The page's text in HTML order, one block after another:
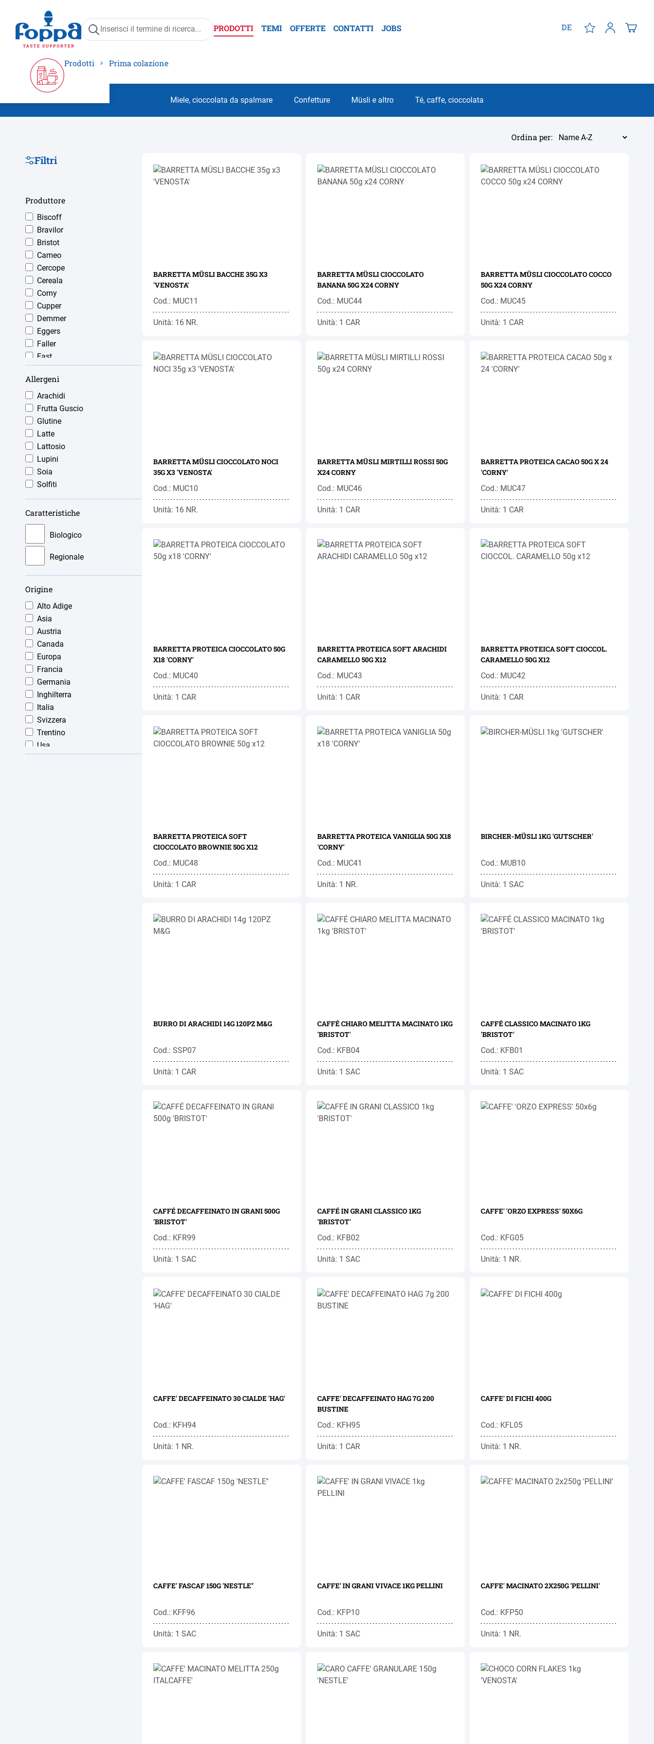
Passa alla navigazione principale
PRODOTTI TEMI OFFERTE CONTATTI JOBS DE
Prodotti Prima colazione
Miele, cioccolata da spalmare Confetture Müsli e altro Té, caffe, cioccolata
Filtri
Produttore
Biscoff
Bravilor
Bristot
Cameo
Cercope
Cereala
Corny
Cupper
Demmer
Eggers
Faller
Fast
Fruchtalpin
Fuchs
Gandola
Gutscher
Hag
Heini
Hero
Horvat
Italcaffe
Kölln
Luna Di Miele
Maplefarm
Melinda
Menz & Gasser
Mielizia
Nescafe'
Nestle
Nestle'
Novo
Nutella
Orzo Express
Pellini
Peterlini
Pohl
Pompadour
Rigoni Di Asiago
Ristora
Allergeni
Arachidi
Frutta Guscio
Glutine
Latte
Lattosio
Lupini
Soia
Solfiti
Caratteristiche
Biologico
Regionale
Origine
Alto Adige
Asia
Austria
Canada
Europa
Francia
Germania
Inghilterra
Italia
Svizzera
Trentino
Usa
Ordina per:
BARRETTA MÜSLI BACCHE 35G X3
'VENOSTA'
Cod.: MUC11
Unità: 16 NR.
BARRETTA MÜSLI CIOCCOLATO
BANANA 50G X24 CORNY
Cod.: MUC44
Unità: 1 CAR
BARRETTA MÜSLI CIOCCOLATO COCCO
50G X24 CORNY
Cod.: MUC45
Unità: 1 CAR
BARRETTA MÜSLI CIOCCOLATO NOCI
35G X3 'VENOSTA'
Cod.: MUC10
Unità: 16 NR.
BARRETTA MÜSLI MIRTILLI ROSSI 50G
X24 CORNY
Cod.: MUC46
Unità: 1 CAR
BARRETTA PROTEICA CACAO 50G X 24
'CORNY'
Cod.: MUC47
Unità: 1 CAR
BARRETTA PROTEICA CIOCCOLATO 50G
X18 'CORNY'
Cod.: MUC40
Unità: 1 CAR
BARRETTA PROTEICA SOFT ARACHIDI
CARAMELLO 50G X12
Cod.: MUC43
Unità: 1 CAR
BARRETTA PROTEICA SOFT CIOCCOL.
CARAMELLO 50G X12
Cod.: MUC42
Unità: 1 CAR
BARRETTA PROTEICA SOFT
CIOCCOLATO BROWNIE 50G X12
Cod.: MUC48
Unità: 1 CAR
BARRETTA PROTEICA VANIGLIA 50G X18
'CORNY'
Cod.: MUC41
Unità: 1 NR.
BIRCHER-MÜSLI 1KG 'GUTSCHER'
Cod.: MUB10
Unità: 1 SAC
BURRO DI ARACHIDI 14G 120PZ M&G
Cod.: SSP07
Unità: 1 CAR
CAFFÉ CHIARO MELITTA MACINATO 1KG
'BRISTOT'
Cod.: KFB04
Unità: 1 SAC
CAFFÉ CLASSICO MACINATO 1KG
'BRISTOT'
Cod.: KFB01
Unità: 1 SAC
CAFFÉ DECAFFEINATO IN GRANI 500G
'BRISTOT'
Cod.: KFR99
Unità: 1 SAC
CAFFÉ IN GRANI CLASSICO 1KG
'BRISTOT'
Cod.: KFB02
Unità: 1 SAC
CAFFE' 'ORZO EXPRESS' 50X6G
Cod.: KFG05
Unità: 1 NR.
CAFFE' DECAFFEINATO 30 CIALDE 'HAG'
Cod.: KFH94
Unità: 1 NR.
CAFFE' DECAFFEINATO HAG 7G 200
BUSTINE
Cod.: KFH95
Unità: 1 CAR
CAFFE' DI FICHI 400G
Cod.: KFL05
Unità: 1 NR.
CAFFE' FASCAF 150G 'NESTLE''
Cod.: KFF96
Unità: 1 SAC
CAFFE' IN GRANI VIVACE 1KG PELLINI
Cod.: KFP10
Unità: 1 SAC
CAFFE' MACINATO 2X250G 'PELLINI'
Cod.: KFP50
Unità: 1 NR.